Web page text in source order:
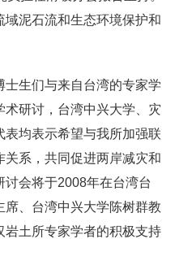
泥石流和生态环境保护和
生们与来自台湾的专家学
研讨，台湾中兴大学、灾
均表示希望与我所加强联
系，共同促进两岸减灾和
会将于2008年在台湾台
、台湾中兴大学陈树群教
土所专家学者的积极支持